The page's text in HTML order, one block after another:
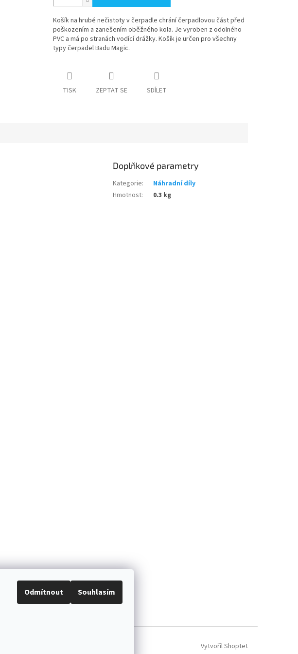
Odmítnout Souhlasím
Košík na hrubé nečistoty v čerpadle chrání čerpadlovou část před
poškozením a zanešením oběžného kola. Je vyroben z odolného
PVC a má po stranách vodící drážky. Košík je určen pro všechny
typy čerpadel Badu Magic.
TISK ZEPTAT SE SDÍLET
Doplňkové parametry
Kategorie:
Náhradní díly
Hmotnost: 0.3 kg
Vytvořil Shoptet